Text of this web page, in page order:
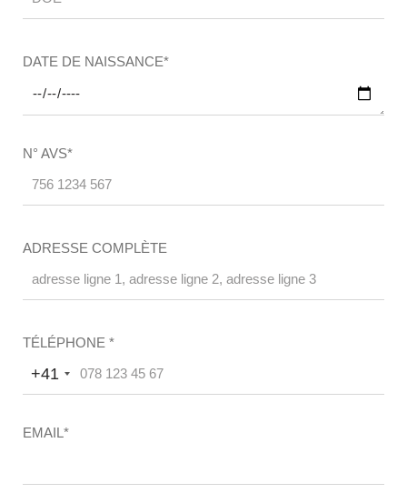
DATE DE NAISSANCE*
N° AVS*
ADRESSE COMPLÈTE
TÉLÉPHONE *
+41
EMAIL*